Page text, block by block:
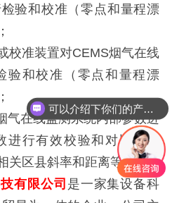
验和校准（零点和量程漂
校准装置对CEMS烟气在线
验和校准（零点和量程漂
气在线监测系统内部参数进
进行有效校验和对比检查
关区县斜率和距离等）。
有限公司 是一家集设备科
可以介绍下你们的产品么？